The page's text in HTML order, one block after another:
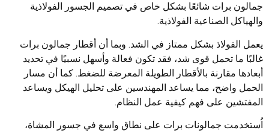
جمالون برات شائعًا بشكل خاص في تصميم الجسور الفولاذية
والهياكل الصناعية الفولاذية.
يعمل الفولاذ بشكل ممتاز في الشد. وبما أن أقطار جمالون برات
غالبًا ما تحمل قوى شد، فقد تكون فعالة وأسهل نسبيًا في تحديد
أبعادها مقارنة بالأقطار الطويلة المعرضة للضغط. كما أن مسار
الحمل واضح، مما يساعد المهندسين على تحليل الهيكل ويساعد
المفتشين على فهم كيفية عمل النظام.
اُستخدمت جمالونات برات على نطاق واسع في جسور المشاة،